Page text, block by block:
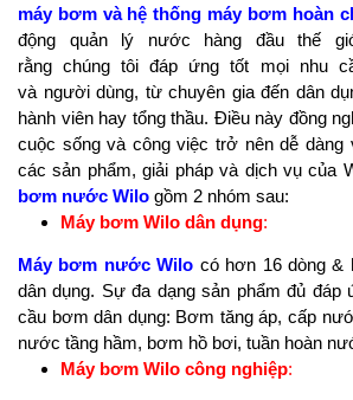
máy bơm và hệ thống máy bơm hoàn
động quản lý nước hàng đầu thế
rằng chúng tôi đáp ứng tốt mọi nhu
và người dùng, từ chuyên gia đến dân
hành viên hay tổng thầu. Điều này đồng
cuộc sống và công việc trở nên dễ dàng
các sản phẩm, giải pháp và dịch vụ của
bơm nước Wilo gồm 2 nhóm sau:
Máy bơm Wilo dân dụng:
Máy bơm nước Wilo có hơn 16 dòng &
dân dụng. Sự đa dạng sản phẩm đủ đáp
cầu bơm dân dụng: Bơm tăng áp, cấp
nước tầng hầm, bơm hồ bơi, tuần hoàn
Máy bơm Wilo công nghiệp: